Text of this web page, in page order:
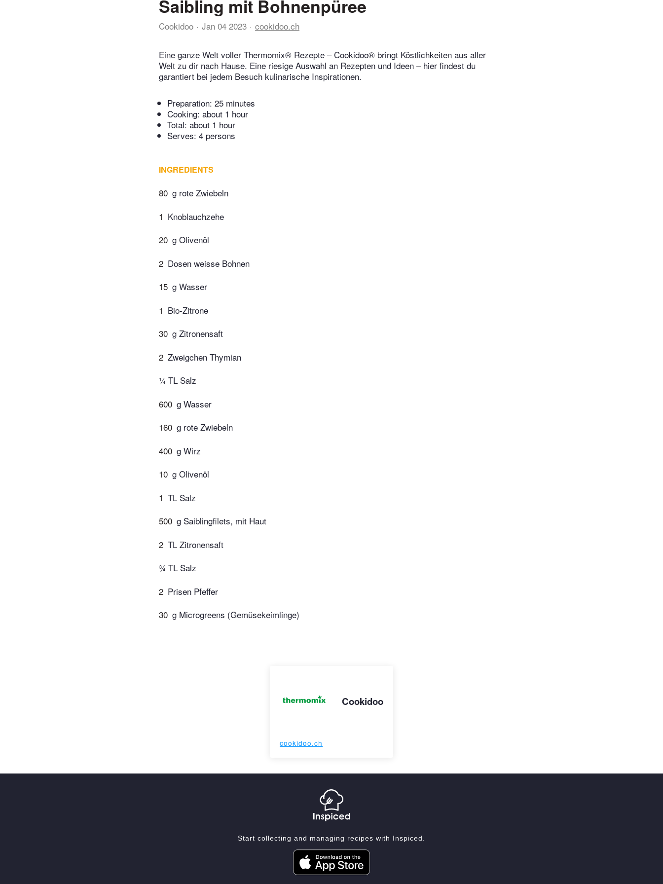
Saibling mit Bohnenpüree
Cookidoo Jan 04 2023 cookidoo.ch
Eine ganze Welt voller Thermomix® Rezepte – Cookidoo® bringt Köstlichkeiten aus aller
Welt zu dir nach Hause. Eine riesige Auswahl an Rezepten und Ideen – hier findest du
garantiert bei jedem Besuch kulinarische Inspirationen.
Preparation: 25 minutes
Cooking: about 1 hour
Total: about 1 hour
Serves: 4 persons
INGREDIENTS
80 g rote Zwiebeln
1 Knoblauchzehe
20 g Olivenöl
2 Dosen weisse Bohnen
15 g Wasser
1 Bio-Zitrone
30 g Zitronensaft
2 Zweigchen Thymian
¼ TL Salz
600 g Wasser
160 g rote Zwiebeln
400 g Wirz
10 g Olivenöl
1 TL Salz
500 g Saiblingfilets, mit Haut
2 TL Zitronensaft
¾ TL Salz
2 Prisen Pfeffer
30 g Microgreens (Gemüsekeimlinge)
Cookidoo
cookidoo.ch
Start collecting and managing recipes with Inspiced.